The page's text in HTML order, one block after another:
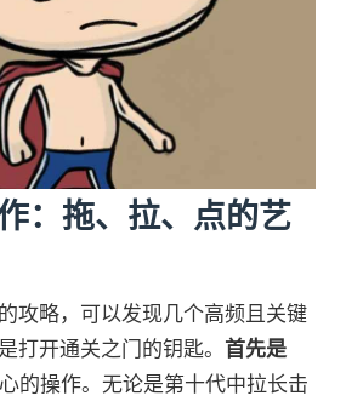
：拖、拉、点的艺
攻略，可以发现几个高频且关键
打开通关之门的钥匙。 首先是
的操作。无论是第十代中拉长击